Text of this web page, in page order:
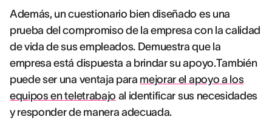
Además, un cuestionario bien diseñado es una
prueba del compromiso de la empresa con la calidad
de vida de sus empleados. Demuestra que la
empresa está dispuesta a brindar su apoyo.También
puede ser una ventaja para mejorar el apoyo a los
equipos en teletrabajo al identificar sus necesidades
y responder de manera adecuada.